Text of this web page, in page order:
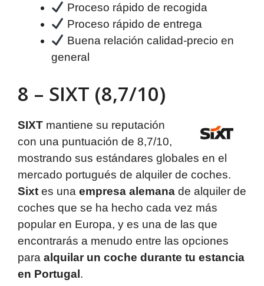
Proceso rápido de recogida
Proceso rápido de entrega
Buena relación calidad-precio en
general
8 – SIXT (8,7/10)
SIXT mantiene su reputación
con una puntuación de 8,7/10,
mostrando sus estándares globales en el
mercado portugués de alquiler de coches.
Sixt es una empresa alemana de alquiler de
coches que se ha hecho cada vez más
popular en Europa, y es una de las que
encontrarás a menudo entre las opciones
para alquilar un coche durante tu estancia
en Portugal .